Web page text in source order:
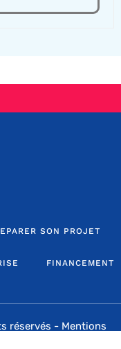
SON PROJET
FINANCEMENT
réservés - Mentions